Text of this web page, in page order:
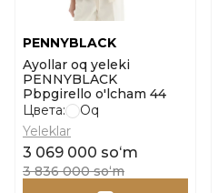
PENNYBLACK
Ayollar oq yeleki
PENNYBLACK
Pbpgirello o'lcham 44
Цвета:
Oq
Yeleklar
3 069 000 soʻm
3 836 000 soʻm